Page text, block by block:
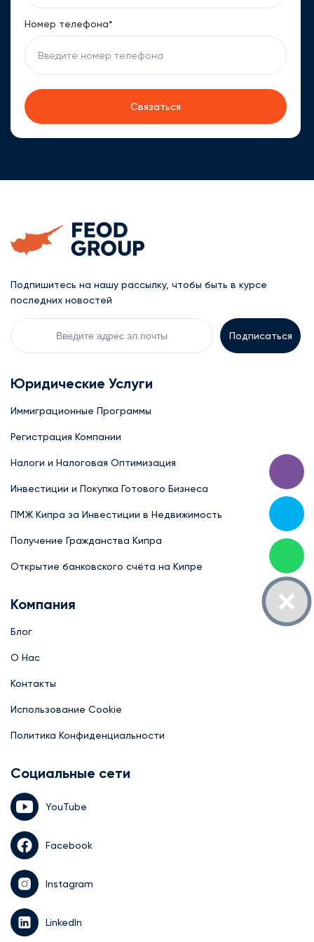
Номер телефона*
Подпишитесь на нашу рассылку, чтобы быть в курсе
последних новостей
Your
Email
Юридические Услуги
Иммиграционные Программы
Регистрация Компании
Налоги и Налоговая Оптимизация
Инвестиции и Покупка Готового Бизнеса
ПМЖ Кипра за Инвестиции в Недвижимость
Получение Гражданства Кипра
Открытие банковского счёта на Кипре
Компания
Блог
О Нас
Контакты
Использование Cookie
Политика Конфиденциальности
Социальные сети
YouTube
Facebook
Instagram
LinkedIn